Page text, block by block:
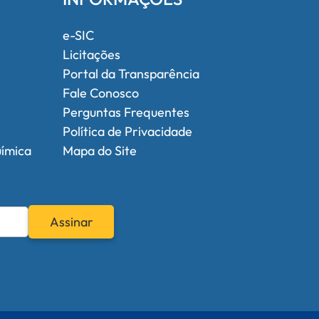
e-SIC
Licitações
Portal da Transparência
Fale Conosco
Perguntas Frequentes
Política de Privacidade
Mapa do Site
Assinar